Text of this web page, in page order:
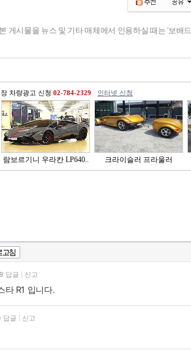
본 게시물을 뉴스 및 기타 매체에서 인용하실 때는 '보배
차량광고 신청 02-784-2329 인터넷 신청
람보르기니 우라칸 LP640.. 크라이슬러 프라울러
답글 신고
타 R1 입니다.
답글 신고